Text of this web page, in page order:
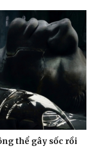
thể gây sốc rồi